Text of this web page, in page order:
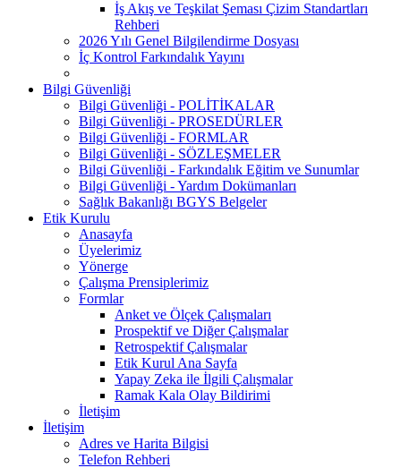
İş Akış ve Teşkilat Şeması Çizim Standartları
Rehberi
2026 Yılı Genel Bilgilendirme Dosyası
İç Kontrol Farkındalık Yayını
Bilgi Güvenliği
Bilgi Güvenliği - POLİTİKALAR
Bilgi Güvenliği - PROSEDÜRLER
Bilgi Güvenliği - FORMLAR
Bilgi Güvenliği - SÖZLEŞMELER
Bilgi Güvenliği - Farkındalık Eğitim ve Sunumlar
Bilgi Güvenliği - Yardım Dokümanları
Sağlık Bakanlığı BGYS Belgeler
Etik Kurulu
Anasayfa
Üyelerimiz
Yönerge
Çalışma Prensiplerimiz
Formlar
Anket ve Ölçek Çalışmaları
Prospektif ve Diğer Çalışmalar
Retrospektif Çalışmalar
Etik Kurul Ana Sayfa
Yapay Zeka ile İlgili Çalışmalar
Ramak Kala Olay Bildirimi
İletişim
İletişim
Adres ve Harita Bilgisi
Telefon Rehberi